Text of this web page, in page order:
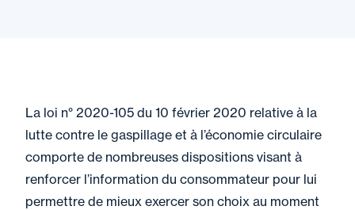
La loi n° 2020-105 du 10 février 2020 relative à la
lutte contre le gaspillage et à l’économie circulaire
comporte de nombreuses dispositions visant à
renforcer l’information du consommateur pour lui
permettre de mieux exercer son choix au moment